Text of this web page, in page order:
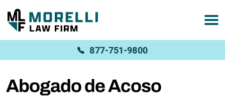
877-751-9800
Abogado de Acoso